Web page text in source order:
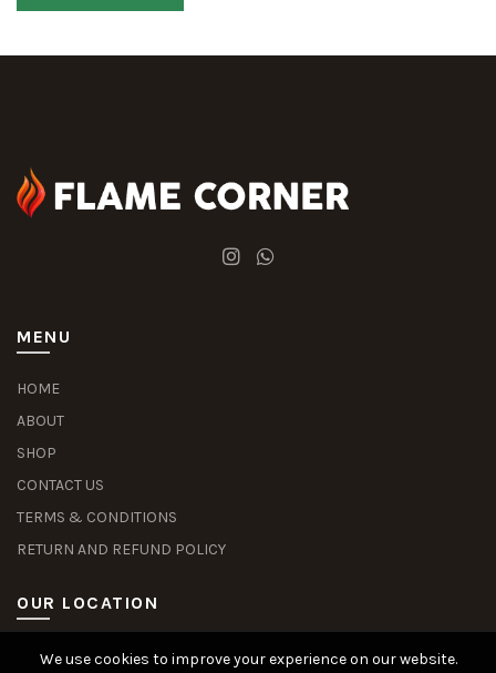
MENU
HOME
ABOUT
SHOP
CONTACT US
TERMS & CONDITIONS
RETURN AND REFUND POLICY
OUR LOCATION
Slot Deposit Dana
Situs Pusakabet
Pusakabet Daftar Slot
Seputar Slot Online
We use cookies to improve your experience on our website.